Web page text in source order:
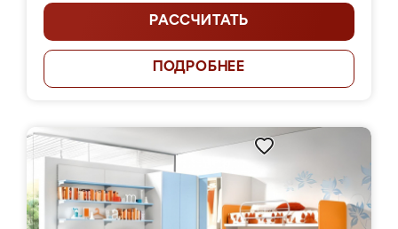
РАССЧИТАТЬ
ПОДРОБНЕЕ